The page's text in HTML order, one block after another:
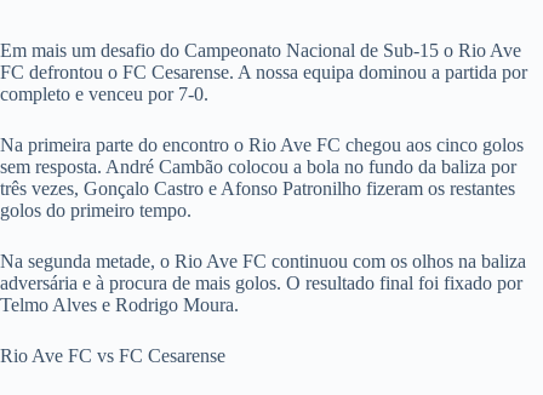
Em mais um desafio do Campeonato Nacional de Sub-15 o Rio Ave
FC defrontou o FC Cesarense. A nossa equipa dominou a partida por
completo e venceu por 7-0.
Na primeira parte do encontro o Rio Ave FC chegou aos cinco golos
sem resposta. André Cambão colocou a bola no fundo da baliza por
três vezes, Gonçalo Castro e Afonso Patronilho fizeram os restantes
golos do primeiro tempo.
Na segunda metade, o Rio Ave FC continuou com os olhos na baliza
adversária e à procura de mais golos. O resultado final foi fixado por
Telmo Alves e Rodrigo Moura.
Rio Ave FC vs FC Cesarense